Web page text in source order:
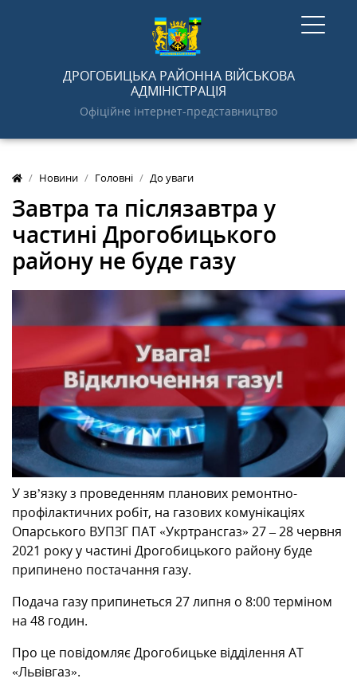
ДРОГОБИЦЬКА РАЙОННА ВІЙСЬКОВА
АДМІНІСТРАЦІЯ
Офіційне інтернет-представництво
Новини Головні До уваги
Завтра та післязавтра у
частині Дрогобицького
району не буде газу
У зв’язку з проведенням планових ремонтно-
профілактичних робіт, на газових комунікаціях
Опарського ВУПЗГ ПАТ «Укртрансгаз» 27 – 28 червня
2021 року у частині Дрогобицького району буде
припинено постачання газу.
Подача газу припинеться 27 липня о 8:00 терміном
на 48 годин.
Про це повідомляє Дрогобицьке відділення АТ
«Львівгаз».
ГОЛОВНА
АДМІНІСТРАЦІЯ
ПРО РАЙОН
ГРОМАДСЬКОСТІ
МІЖНАРОДНА СПІВПРАЦЯ
ТУРИСТУ
МЕДІА
КОНТАКТИ